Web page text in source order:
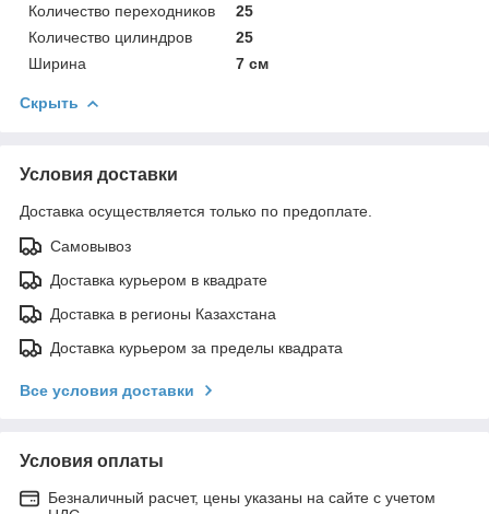
Количество переходников
25
Количество цилиндров
25
Ширина
7 см
Скрыть
Условия доставки
Доставка осуществляется только по предоплате.
Самовывоз
Доставка курьером в квадрате
Доставка в регионы Казахстана
Доставка курьером за пределы квадрата
Все условия доставки
Условия оплаты
Безналичный расчет, цены указаны на сайте с учетом